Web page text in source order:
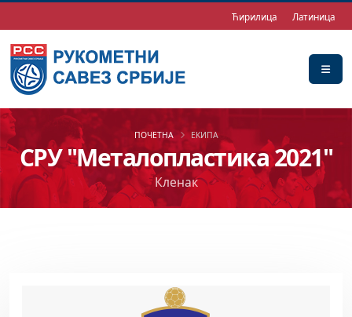
Ћирилица Латиница
СРУ "Металопластика 2021"
Кленак
ПОЧЕТНА ЕКИПА